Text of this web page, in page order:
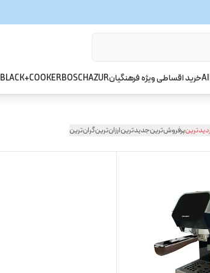
خرید اقساطی ویژه فرهنگیانAZUR
BOSCH
BLACK+COOKER
پرفروش‌ترینجدیدترینارزان‌ترینگران‌ترین